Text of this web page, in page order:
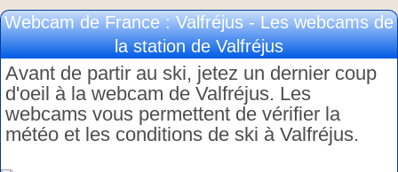
Webcam de France : Valfréjus - Les webcams de
la station de Valfréjus
Avant de partir au ski, jetez un dernier coup
d'oeil à la webcam de Valfréjus. Les
webcams vous permettent de vérifier la
météo et les conditions de ski à Valfréjus.